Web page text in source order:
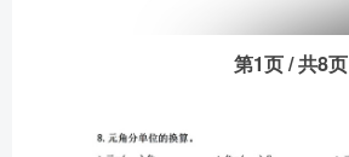
第1页 / 共8页